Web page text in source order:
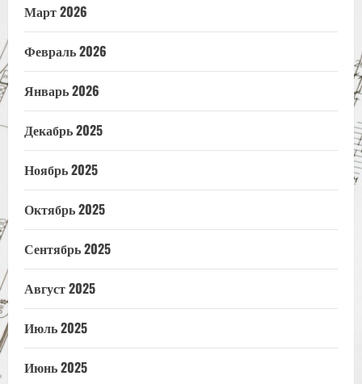
Март 2026
Февраль 2026
Январь 2026
Декабрь 2025
Ноябрь 2025
Октябрь 2025
Сентябрь 2025
Август 2025
Июль 2025
Июнь 2025